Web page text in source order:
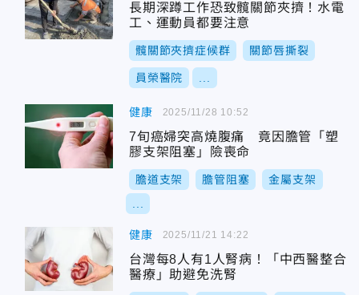
長期深蹲工作恐致髖關節夾擠！水電
工、運動員都要注意
髖關節夾擠症候群 關節唇撕裂
員榮醫院
健康
7旬癌婦突高燒腹痛 竟因膽管「塑
膠支架阻塞」險喪命
膽道支架 膽管阻塞 金屬支架
2025/11/28 10:52
健康
台灣每8人有1人腎病！「中西醫整合
醫療」助避免洗腎
2025/11/21 14:22